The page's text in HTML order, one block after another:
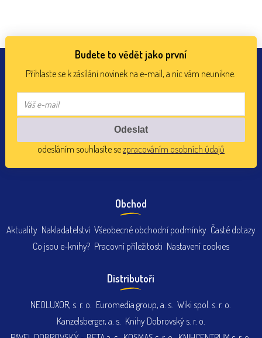
Budete to vědět jako první
Přihlaste se k zásílání novinek na e-mail, a nic vám neunikne.
odesláním souhlasíte sezpracováním osobních údajů
Obchod
Aktuality Nakladatelství Všeobecné obchodní podmínky Časté dotazy
Co jsou e-knihy? Pracovní příležitosti Nastavení cookies
Distributoři
NEOLUXOR, s. r. o. Euromedia group, a. s. Wiki spol. s. r. o.
Kanzelsberger, a. s. Knihy Dobrovský s. r. o.